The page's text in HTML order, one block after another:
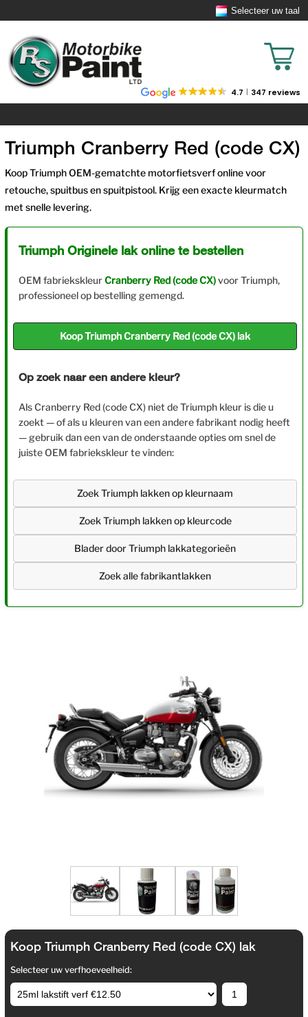
Selecteer uw taal
4.7 347 reviews
Triumph Cranberry Red (code CX)
Koop Triumph OEM-gematchte motorfietsverf online voor
retouche, spuitbus en spuitpistool. Krijg een exacte kleurmatch
met snelle levering.
Triumph Originele lak online te bestellen
OEM fabriekskleurCranberry Red (code CX)voor Triumph,
professioneel op bestelling gemengd.
Koop Triumph Cranberry Red (code CX) lak
Op zoek naar een andere kleur?
Als Cranberry Red (code CX) niet de Triumph kleur is die u
zoekt — of als u kleuren van een andere fabrikant nodig heeft
— gebruik dan een van de onderstaande opties om snel de
juiste OEM fabriekskleur te vinden:
Zoek Triumph lakken op kleurnaam
Zoek Triumph lakken op kleurcode
Blader door Triumph lakkategorieën
Zoek alle fabrikantlakken
Koop Triumph Cranberry Red (code CX) lak
Selecteer uw verfhoeveelheid: